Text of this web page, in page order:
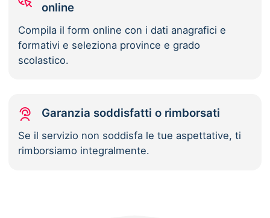
online
Compila il form online con i dati anagrafici e
formativi e seleziona province e grado
scolastico.
Garanzia soddisfatti o rimborsati
Se il servizio non soddisfa le tue aspettative, ti
rimborsiamo integralmente.